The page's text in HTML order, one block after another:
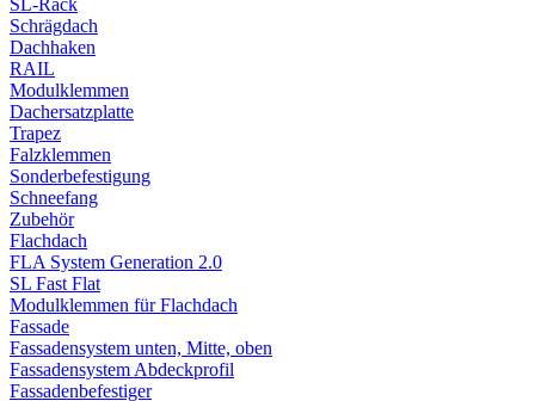
SL-Rack
Schrägdach
Dachhaken
RAIL
Modulklemmen
Dachersatzplatte
Trapez
Falzklemmen
Sonderbefestigung
Schneefang
Zubehör
Flachdach
FLA System Generation 2.0
SL Fast Flat
Modulklemmen für Flachdach
Fassade
Fassadensystem unten, Mitte, oben
Fassadensystem Abdeckprofil
Fassadenbefestiger